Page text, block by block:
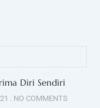
Diri Sendiri
NO COMMENTS